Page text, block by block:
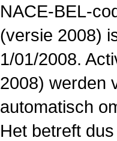
NACE-BEL-
(versie 2008)
1/01/2008.
2008) werden
automatisch
Het betreft